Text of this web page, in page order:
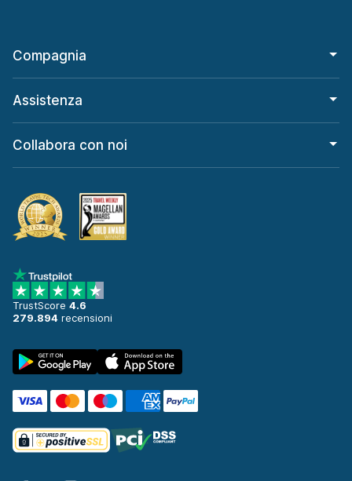
Compagnia
Assistenza
Collabora con noi
TrustScore 4.6
279.894 recensioni